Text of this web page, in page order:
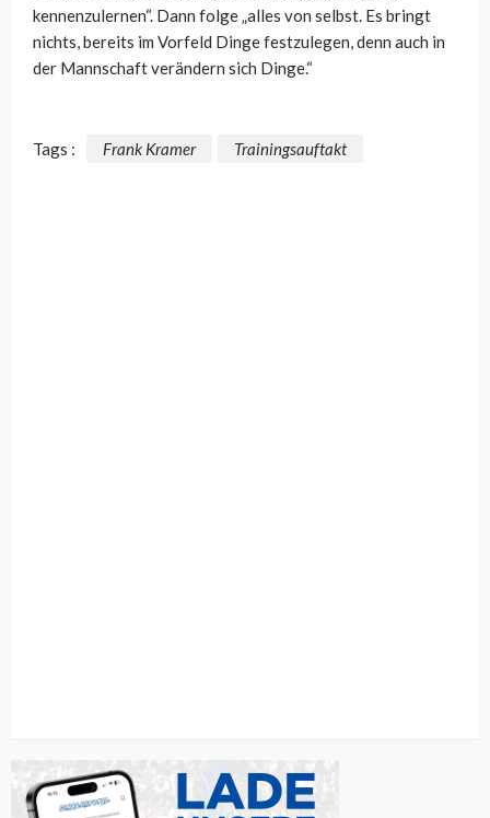
kennenzulernen“. Dann folge „alles von selbst. Es bringt
nichts, bereits im Vorfeld Dinge festzulegen, denn auch in
der Mannschaft verändern sich Dinge.“
Tags : Frank Kramer Trainingsauftakt